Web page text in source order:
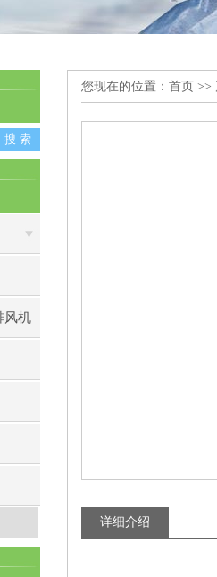
风机
您现在的位置： 首页 >>
详细介绍